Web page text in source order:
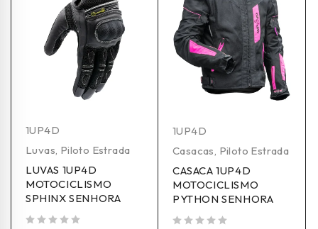
1UP4D
Luvas Piloto Estrada
LUVAS 1UP4D
MOTOCICLISMO
SPHINX SENHORA
1UP4D
Casacas Piloto Estrada
CASACA 1UP4D
MOTOCICLISMO
PYTHON SENHORA